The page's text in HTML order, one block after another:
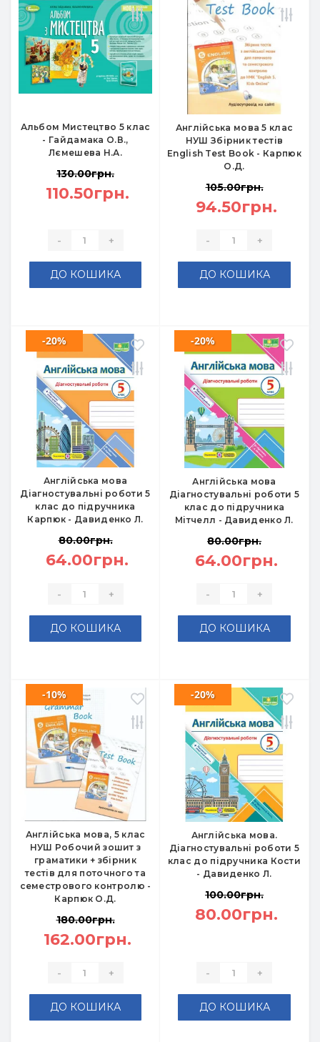
Альбом Мистецтво 5 клас
- Гайдамака О.В.,
Лємешева Н.А.
130.00грн.
110.50грн.
- +
ДО КОШИКА
Англійська мова 5 клас
НУШ Збірник тестів
English Test Book - Карпюк
О.Д.
105.00грн.
94.50грн.
- +
ДО КОШИКА
Англійська мова
Діагностувальні роботи 5
клас до підручника
Карпюк - Давиденко Л.
-20%
80.00грн.
64.00грн.
- +
ДО КОШИКА
Англійська мова
Діагностувальні роботи 5
клас до підручника
Мітчелл - Давиденко Л.
-20%
80.00грн.
64.00грн.
- +
ДО КОШИКА
Англійська мова, 5 клас
НУШ Робочий зошит з
граматики + збірник
тестів для поточного та
семестрового контролю -
Карпюк О.Д.
-10%
180.00грн.
162.00грн.
- +
ДО КОШИКА
Англійська мова.
Діагностувальні роботи 5
клас до підручника Кости
- Давиденко Л.
-20%
100.00грн.
80.00грн.
- +
ДО КОШИКА